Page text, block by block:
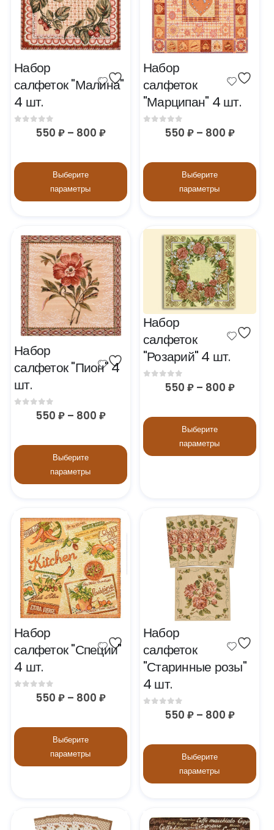
Набор
салфеток "Малина"
4 шт.
out of 5
550 ₽ – 800 ₽
Выберите
параметры
Набор
салфеток
"Марципан" 4 шт.
out of 5
550 ₽ – 800 ₽
Выберите
параметры
Набор
салфеток "Пион" 4
шт.
out of 5
550 ₽ – 800 ₽
Выберите
параметры
Набор
салфеток
"Розарий" 4 шт.
out of 5
550 ₽ – 800 ₽
Выберите
параметры
Набор
салфеток "Специи"
4 шт.
out of 5
550 ₽ – 800 ₽
Выберите
параметры
Набор
салфеток
"Старинные розы"
4 шт.
out of 5
550 ₽ – 800 ₽
Выберите
параметры